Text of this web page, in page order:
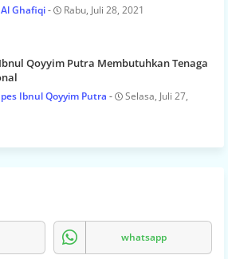
Ghafiqi Rabu, Juli 28, 2021
Qoyyim Putra Membutuhkan Tenaga
Ibnul Qoyyim Putra
Selasa, Juli 27,
whatsapp